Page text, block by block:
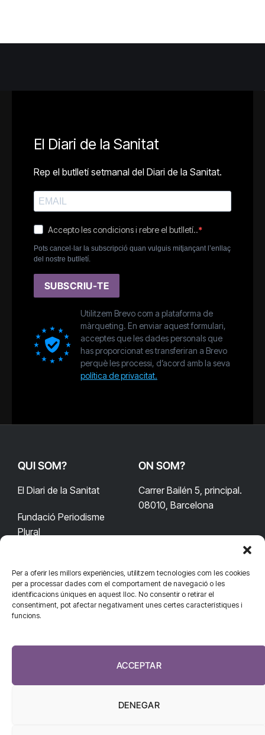
Per a oferir les millors experiències, utilitzem tecnologies com les cookies
per a processar dades com el comportament de navegació o les
identificacions úniques en aquest lloc. No consentir o retirar el
consentiment, pot afectar negativament unes certes característiques i
funcions.
ACCEPTAR
DENEGAR
El Diari de la Sanitat
Rep el butlletí setmanal del Diari de la Sanitat.
Accepto les condicions i rebre el butlletí..
Pots cancel·lar la subscripció quan vulguis mitjançant l’enllaç
del nostre butlletí.
SUBSCRIU-TE
Utilitzem Brevo com a plataforma de
màrqueting. En enviar aquest formulari,
acceptes que les dades personals que
has proporcionat es transferiran a Brevo
perquè les processi, d’acord amb la seva
política de privacitat.
QUI SOM?
El Diari de la Sanitat
Fundació Periodisme
Plural
ON SOM?
Carrer Bailén 5, principal.
08010, Barcelona
CONTACTA'NS
redaccio@diarisanitat.cat
932 311 247
CONNECTA